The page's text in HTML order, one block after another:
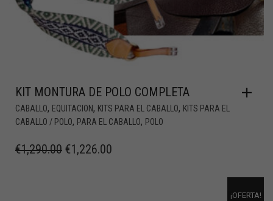
KIT MONTURA DE POLO COMPLETA
CABALLO, EQUITACION, KITS PARA EL CABALLO, KITS PARA EL
CABALLO / POLO, PARA EL CABALLO, POLO
€1,290.00 €1,226.00
¡OFERTA!